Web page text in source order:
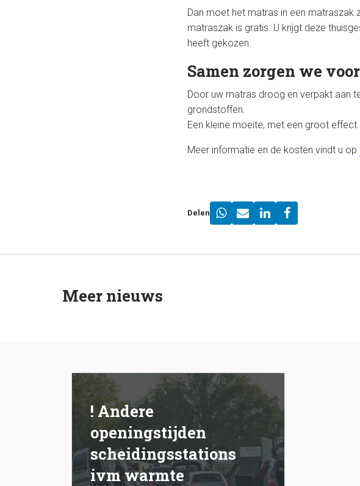
Dan moet het matras in een matraszak
matraszak is gratis. U krijgt deze
heeft gekozen.
Samen zorgen we
Door uw matras droog en verpakt aan
grondstoffen.
Een kleine moeite, met een groot effect.
Meer informatie en de kosten vindt u op
Delen
Meer nieuws
! Andere
openingstijden
scheidingsstations
ivm warmte